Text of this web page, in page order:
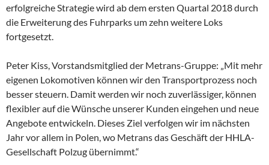
erfolgreiche Strategie wird ab dem ersten Quartal 2018 durch
die Erweiterung des Fuhrparks um zehn weitere Loks
fortgesetzt.
Peter Kiss, Vorstandsmitglied der Metrans-Gruppe: „Mit mehr
eigenen Lokomotiven können wir den Transportprozess noch
besser steuern. Damit werden wir noch zuverlässiger, können
flexibler auf die Wünsche unserer Kunden eingehen und neue
Angebote entwickeln. Dieses Ziel verfolgen wir im nächsten
Jahr vor allem in Polen, wo Metrans das Geschäft der HHLA-
Gesellschaft Polzug übernimmt.“